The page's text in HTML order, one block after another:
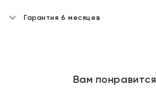
Гарантия 6 месяцев
Вам понравится